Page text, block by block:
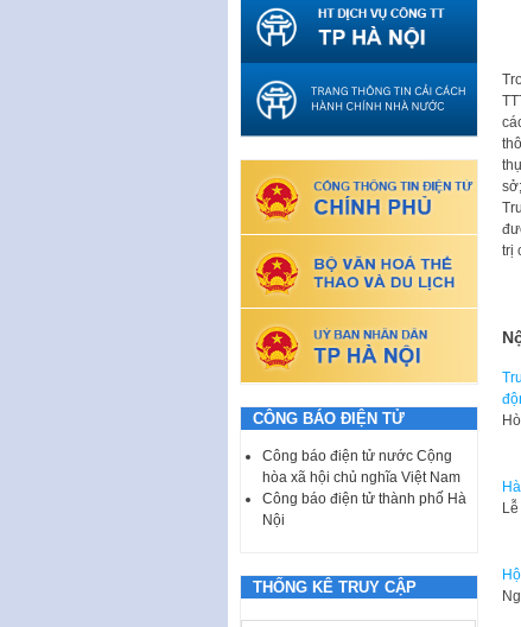
trị
CÔNG BÁO ĐIỆN TỬ
Công báo điện tử nước Cộng
hòa xã hội chủ nghĩa Việt Nam
Công báo điện tử thành phố Hà
Nội
THỐNG KÊ TRUY CẬP